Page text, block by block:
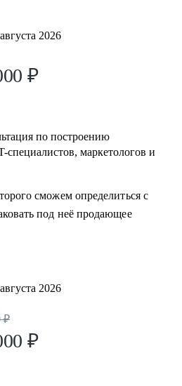
2026
₽
по построению
специалистов, маркетологов и
сможем определиться с
под неё продающее
2026
₽
₽